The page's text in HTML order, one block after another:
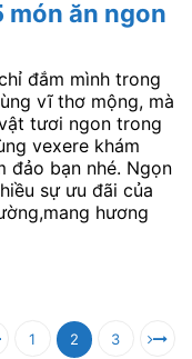
món ăn ngon
đắm mình trong
vĩ thơ mộng, mà
tươi ngon trong
vexere khám
đảo bạn nhé. Ngọn
sự ưu đãi của
hương
1 2 3